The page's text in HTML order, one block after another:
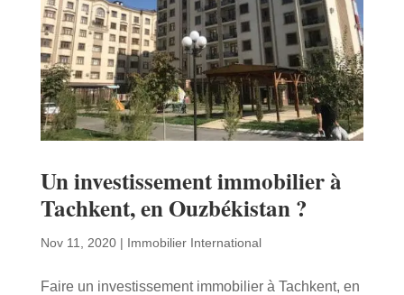
Un investissement immobilier à
Tachkent, en Ouzbékistan ?
Nov 11, 2020| Immobilier International
Faire un investissement immobilier à Tachkent, en